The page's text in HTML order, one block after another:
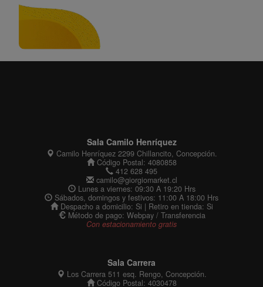
Sala Camilo Henríquez
Camilo Henríquez 2299 Chillancito, Concepción.
Código Postal: 4080858
412 628 495
camilo@giorgiomarket.cl
Lunes a viernes: 09:30 A 19:20 Hrs
Sábados, domingos y festivos: 11:00 A 18:00 Hrs
Despacho a domicilio: Si | Retiro en tienda: Si
Método de pago: Webpay / Transferencia
Con estacionamiento gratis
Sala Carrera
Los Carrera 511 esq. Rengo, Concepción.
Código Postal: 4030478